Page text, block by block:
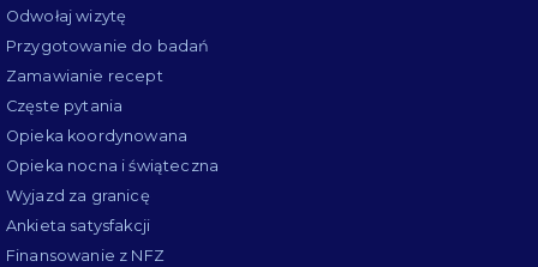
Odwołaj wizytę
Przygotowanie do badań
Zamawianie recept
Częste pytania
Opieka koordynowana
Opieka nocna i świąteczna
Wyjazd za granicę
Ankieta satysfakcji
Finansowanie z NFZ